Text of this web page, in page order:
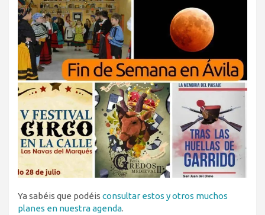
Ya sabéis que podéis consultar estos y otros muchos
planes en nuestra agenda.